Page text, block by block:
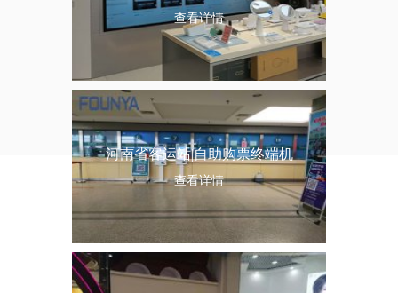
查看详情
河南省客运站|自助购票终端机
查看详情